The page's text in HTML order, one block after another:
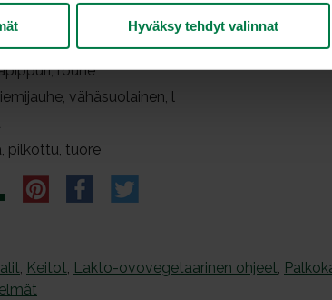
Hyväksy tehdyt valinnat
spagetti
kuivattu
rouhe
vähäsuolainen, l
pilkottu, tuore
, Keitot, Lakto-ovovegetaarinen ohjeet,